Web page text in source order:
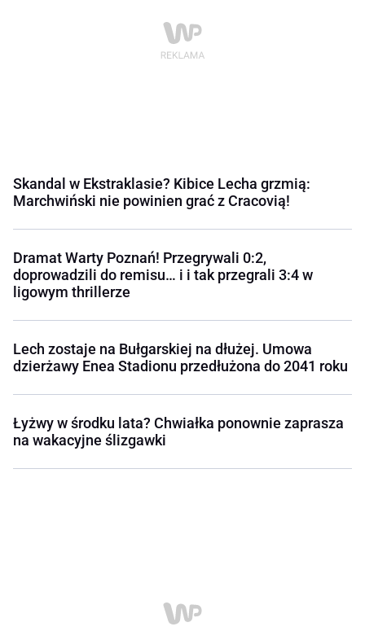
Skandal w Ekstraklasie? Kibice Lecha grzmią:
Marchwiński nie powinien grać z Cracovią!
Dramat Warty Poznań! Przegrywali 0:2,
doprowadzili do remisu… i i tak przegrali 3:4 w
ligowym thrillerze
Lech zostaje na Bułgarskiej na dłużej. Umowa
dzierżawy Enea Stadionu przedłużona do 2041 roku
Łyżwy w środku lata? Chwiałka ponownie zaprasza
na wakacyjne ślizgawki